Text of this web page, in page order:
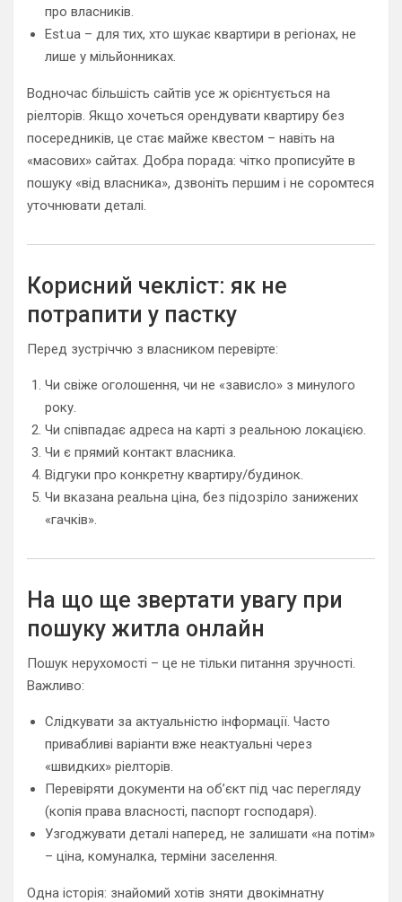
про власників.
Est.ua – для тих, хто шукає квартири в регіонах, не
лише у мільйонниках.
Водночас більшість сайтів усе ж орієнтується на
ріелторів. Якщо хочеться орендувати квартиру без
посередників, це стає майже квестом – навіть на
«масових» сайтах. Добра порада: чітко прописуйте в
пошуку «від власника», дзвоніть першим і не соромтеся
уточнювати деталі.
Корисний чекліст: як не
потрапити у пастку
Перед зустріччю з власником перевірте:
Чи свіже оголошення, чи не «зависло» з минулого
року.
Чи співпадає адреса на карті з реальною локацією.
Чи є прямий контакт власника.
Відгуки про конкретну квартиру/будинок.
Чи вказана реальна ціна, без підозріло занижених
«гачків».
На що ще звертати увагу при
пошуку житла онлайн
Пошук нерухомості – це не тільки питання зручності.
Важливо:
Слідкувати за актуальністю інформації. Часто
привабливі варіанти вже неактуальні через
«швидких» ріелторів.
Перевіряти документи на об’єкт під час перегляду
(копія права власності, паспорт господаря).
Узгоджувати деталі наперед, не залишати «на потім»
– ціна, комуналка, терміни заселення.
Одна історія: знайомий хотів зняти двокімнатну